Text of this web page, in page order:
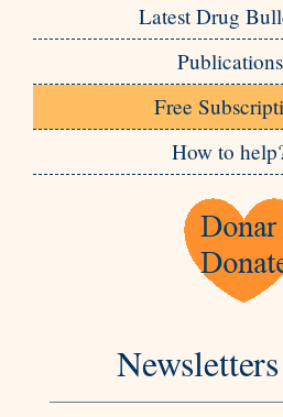
Latest Drug
Publications
Free
How to